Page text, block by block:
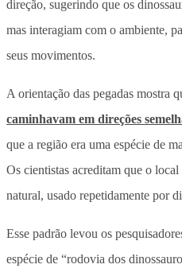
direção, sugerindo que os
mas interagiam com o ambiente,
seus movimentos.
A orientação das pegadas mostra
caminhavam em direções
que a região era uma espécie de
Os cientistas acreditam que o
natural, usado repetidamente por
Esse padrão levou os
espécie de “rodovia dos